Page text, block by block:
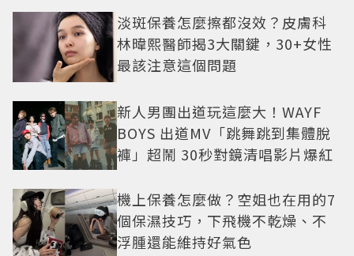
淡斑保養怎麼擦都沒效？皮膚科
林暐熙醫師揭3大關鍵，30+女性
最該注意這個問題
新人男團出道玩這麼大！WAYF
BOYS 出道MV「跳舞跳到集體脫
褲」超鬧 30秒對鏡清唱影片爆紅
機上保養怎麼做？空姐也在用的7
個保濕技巧，下飛機不乾燥、不
浮腫還能維持好氣色